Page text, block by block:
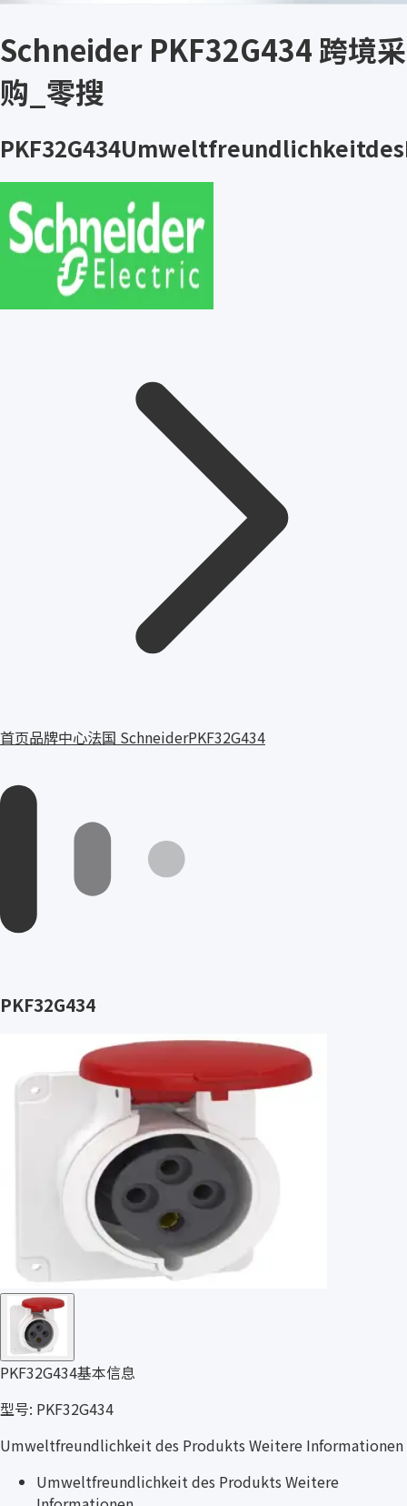
Schneider PKF32G434 跨境采
购_零搜
首页品牌中心法国 SchneiderPKF32G434
PKF32G434
PKF32G434基本信息
型号: PKF32G434
Umweltfreundlichkeit des Produkts Weitere Informationen
Umweltfreundlichkeit des Produkts Weitere